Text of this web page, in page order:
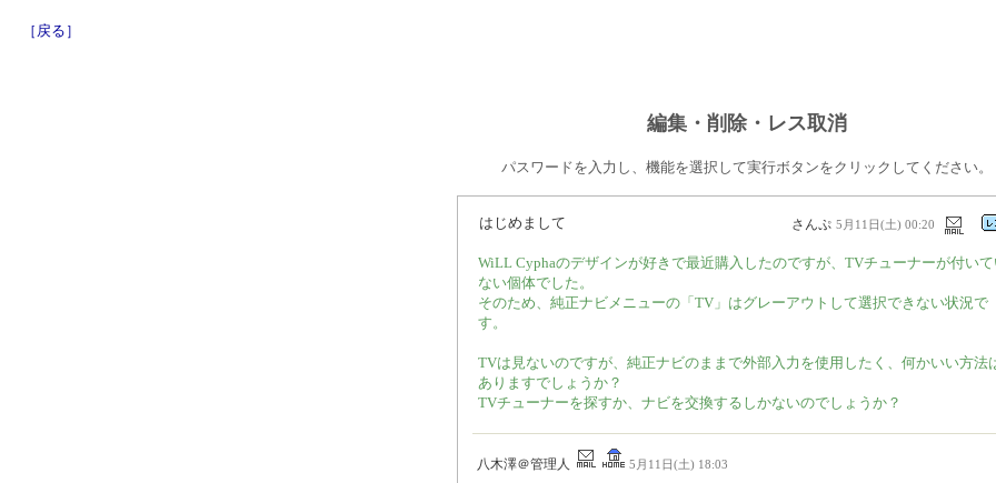
［戻る］
編集・削除・レス取消
パスワードを入力し、機能を選択して実行ボタンをクリックしてください。
はじめまして さんぷ 5月11日(土) 00:20
WiLL Cyphaのデザインが好きで最近購入したのですが、TVチューナーが付い
ない個体でした。
そのため、純正ナビメニューの「TV」はグレーアウトして選択できない状況で
す。
TVは見ないのですが、純正ナビのままで外部入力を使用したく、何かいい方法
ありますでしょうか？
TVチューナーを探すか、ナビを交換するしかないのでしょうか？
八木澤＠管理人 5月11日(土) 18:03